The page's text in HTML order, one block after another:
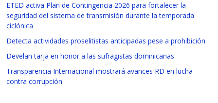
ETED activa Plan de Contingencia 2026 para fortalecer la
seguridad del sistema de transmisión durante la temporada
ciclónica
Detecta actividades proselitistas anticipadas pese a prohibición
Develan tarja en honor a las sufragistas dominicanas
Transparencia Internacional mostrará avances RD en lucha
contra corrupción